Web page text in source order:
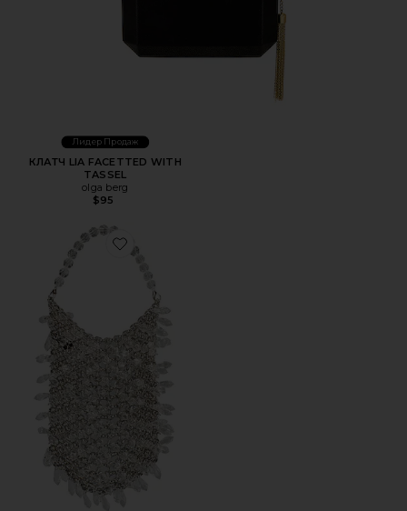
Лидер Продаж
КЛАТЧ LIA FACETTED WITH
TASSEL
olga berg
$95
Favorite СУМКА ИЗ КОЛЬЧУГИ FLORENCE